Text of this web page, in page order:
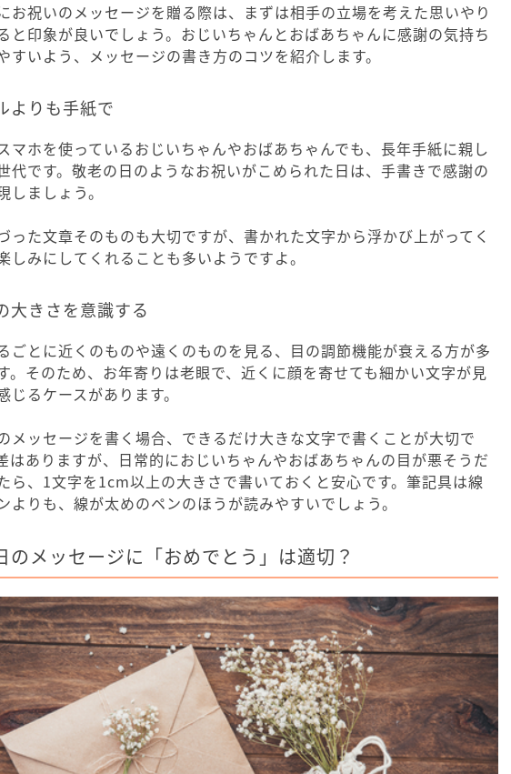
お祝いのメッセージを贈る際は、まずは相手の立場を考えた思いやり
と印象が良いでしょう。おじいちゃんとおばあちゃんに感謝の気持ち
すいよう、メッセージの書き方のコツを紹介します。
よりも手紙で
マホを使っているおじいちゃんやおばあちゃんでも、長年手紙に親し
代です。敬老の日のようなお祝いがこめられた日は、手書きで感謝の
しましょう。
った文章そのものも大切ですが、書かれた文字から浮かび上がってく
しみにしてくれることも多いようですよ。
大きさを意識する
ごとに近くのものや遠くのものを見る、目の調節機能が衰える方が多
。そのため、お年寄りは老眼で、近くに顔を寄せても細かい文字が見
じるケースがあります。
メッセージを書く場合、できるだけ大きな文字で書くことが大切で
はありますが、日常的におじいちゃんやおばあちゃんの目が悪そうだ
ら、1文字を1cm以上の大きさで書いておくと安心です。筆記具は線
よりも、線が太めのペンのほうが読みやすいでしょう。
のメッセージに「おめでとう」は適切？